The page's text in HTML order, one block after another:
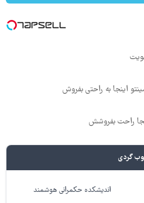
راحت بفروشش
وب گردی
اندیشکده حکمرانی هوشمند